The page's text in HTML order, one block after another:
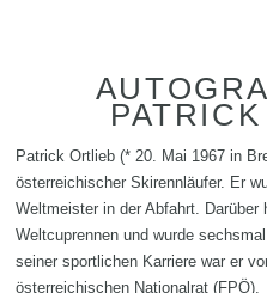
Patrick Ortlieb (* 20. Mai 1967 in
österreichischer Skirennläufer. Er
Weltmeister in der Abfahrt. Darüber
Weltcuprennen und wurde
seiner sportlichen Karriere war er
österreichischen Nationalrat (FPÖ).